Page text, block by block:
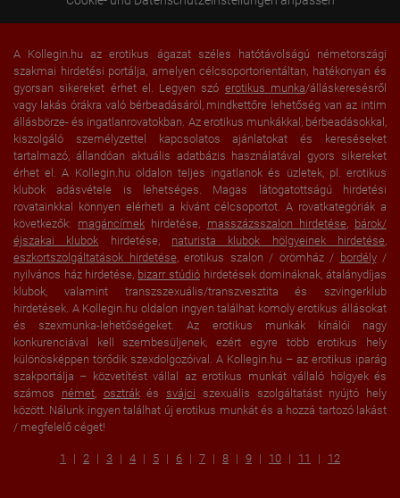
A Kollegin.hu az erotikus ágazat széles hatótávolságú németországi
szakmai hirdetési portálja, amelyen célcsoportorientáltan, hatékonyan és
gyorsan sikereket érhet el. Legyen szó erotikus munka/álláskeresésről
vagy lakás órákra való bérbeadásáról, mindkettőre lehetőség van az intim
állásbörze- és ingatlanrovatokban. Az erotikus munkákkal, bérbeadásokkal,
kiszolgáló személyzettel kapcsolatos ajánlatokat és kereséseket
tartalmazó, állandóan aktuális adatbázis használatával gyors sikereket
érhet el. A Kollegin.hu oldalon teljes ingatlanok és üzletek, pl. erotikus
klubok adásvétele is lehetséges. Magas látogatottságú hirdetési
rovatainkkal könnyen elérheti a kívánt célcsoportot. A rovatkategóriák a
következők: magáncímek hirdetése, masszázsszalon hirdetése, bárok/
éjszakai klubok hirdetése, naturista klubok hölgyeinek hirdetése
eszkortszolgáltatások hirdetése, erotikus szalon / örömház / bordély/
nyilvános ház hirdetése, bizarr stúdióhirdetések domináknak, átalánydíjas
klubok, valamint transzszexuális/transzvesztita és szvingerklub
hirdetések. A Kollegin.hu oldalon ingyen találhat komoly erotikus állásokat
és szexmunka-lehetőségeket. Az erotikus munkák kínálói nagy
konkurenciával kell szembesüljenek, ezért egyre több erotikus hely
különösképpen törődik szexdolgozóival. A Kollegin.hu – az erotikus iparág
szakportálja – közvetítést vállal az erotikus munkát vállaló hölgyek és
számos német, osztrákés svájci szexuális szolgáltatást nyújtó hely
között. Nálunk ingyen találhat új erotikus munkát és a hozzá tartozó lakást
/ megfelelő céget!
1 2 3 4 5 6 7 8 9 10 11 12